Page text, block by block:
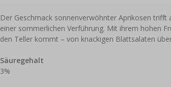
Der Geschmack sonnenverwöhnter Aprikosen
einer sommerlichen Verführung. Mit ihrem hohen
den Teller kommt – von knackigen Blattsalaten
Säuregehalt
3%